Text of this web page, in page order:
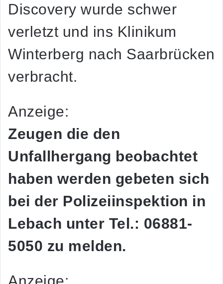
Discovery wurde schwer
verletzt und ins Klinikum
Winterberg nach Saarbrücken
verbracht.
Anzeige:
Zeugen die den
Unfallhergang beobachtet
haben werden gebeten sich
bei der Polizeiinspektion in
Lebach unter Tel.: 06881-
5050 zu melden.
Anzeige: